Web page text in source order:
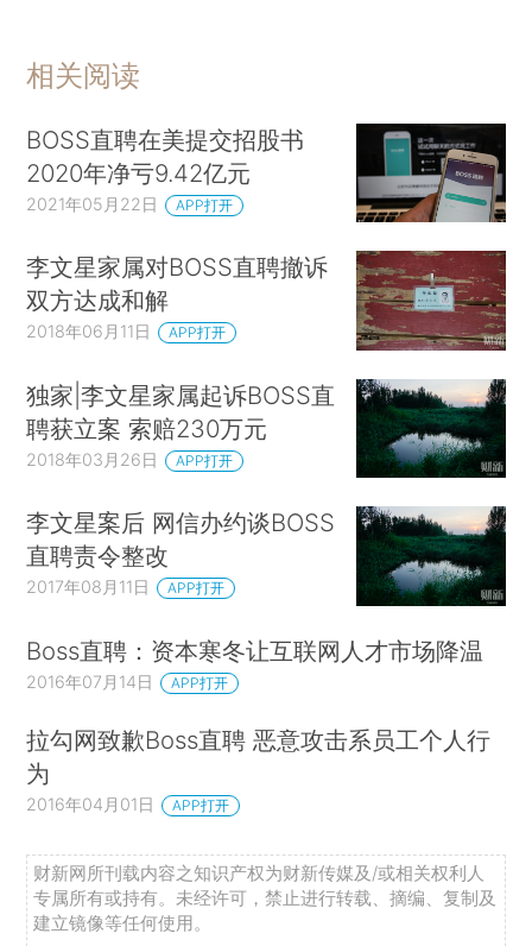
相关阅读
BOSS直聘在美提交招股书
2020年净亏9.42亿元
2021年05月22日 APP打开
李文星家属对BOSS直聘撤诉
双方达成和解
2018年06月11日 APP打开
独家|李文星家属起诉BOSS直
聘获立案 索赔230万元
2018年03月26日 APP打开
李文星案后 网信办约谈BOSS
直聘责令整改
2017年08月11日 APP打开
Boss直聘：资本寒冬让互联网人才市场降温
2016年07月14日 APP打开
拉勾网致歉Boss直聘 恶意攻击系员工个人行
为
2016年04月01日 APP打开
财新网所刊载内容之知识产权为财新传媒及/或相关权利人
专属所有或持有。未经许可，禁止进行转载、摘编、复制及
建立镜像等任何使用。